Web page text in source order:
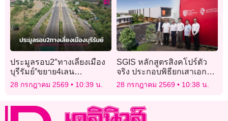
ประมูลรอบ2″ทางเลี่ยงเมือง
บุรีรัมย์”ขยาย4เลน
เป็น6เลน2.8กม.450ล้าน
28 กรกฎาคม 2569 10:39 น.
SGIS หลักสูตรสิงคโปร์ตัว
จริง ประกอบพิธียกเสาเอก
เดินหน้าเปิดแคมปัสแรกใน
กรุงเทพฯ สิงหาคม 2570
28 กรกฎาคม 2569 10:38 น.